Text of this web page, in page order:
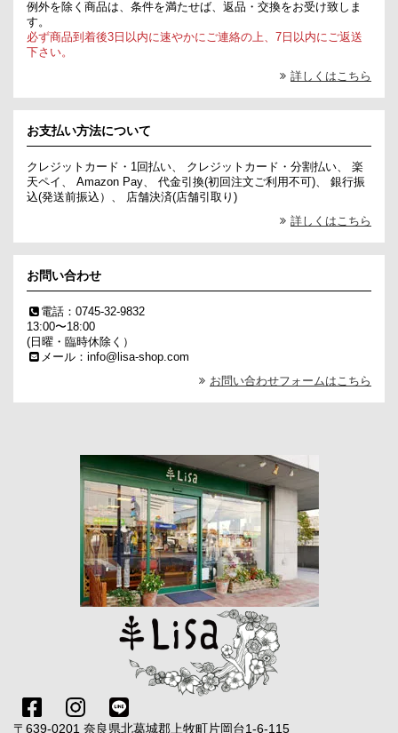
例外を除く商品は、条件を満たせば、返品・交換をお受け致しま
す。
必ず商品到着後3日以内に速やかにご連絡の上、7日以内にご返送
下さい。
詳しくはこちら
お支払い方法について
クレジットカード・1回払い、 クレジットカード・分割払い、 楽
天ペイ、 Amazon Pay、 代金引換(初回注文ご利用不可)、 銀行振
込(発送前振込）、 店舗決済(店舗引取り)
詳しくはこちら
お問い合わせ
電話：0745-32-9832
13:00〜18:00
(日曜・臨時休除く）
メール：info@lisa-shop.com
お問い合わせフォームはこちら
〒639-0201 奈良県北葛城郡上牧町片岡台1-6-115